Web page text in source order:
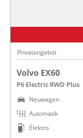
Privatangebot
Volvo EX60
P6 Electric RWD Plus
Neuwagen
Automatik
Elektro